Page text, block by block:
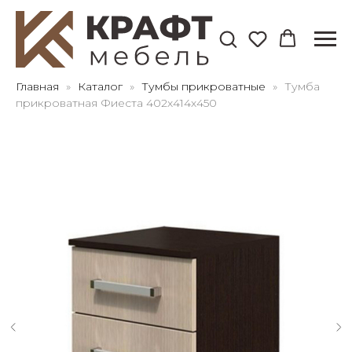
Главная Каталог Тумбы прикроватные
Тумба
прикроватная Фиеста 402х414х450
График платежей